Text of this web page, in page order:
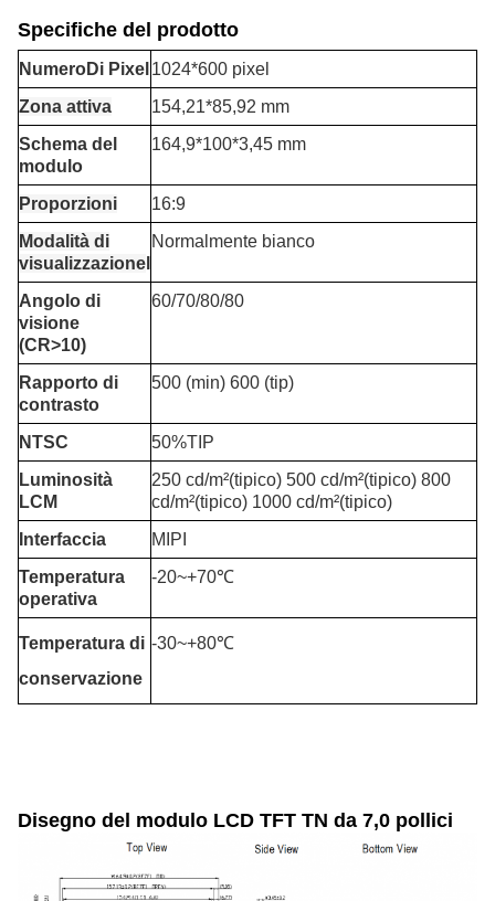
Specifiche del prodotto
NumeroDi Pixel 1024*600 pixel
Zona attiva
154,21*85,92 mm
Schema del
modulo
164,9*100*3,45 mm
Proporzioni
16:9
Modalità di
visualizzazione
Normalmente bianco
Angolo di
visione
(CR>10)
60/70/80/80
Rapporto di
contrasto
500 (min) 600 (tip)
NTSC
50%TIP
Luminosità
LCM
250 cd/m²(tipico) 500 cd/m²(tipico) 800
cd/m²(tipico) 1000 cd/m²(tipico)
Interfaccia
MIPI
Temperatura
operativa
-20~+70℃
Temperatura di
conservazione
-30~+80℃
Disegno del modulo LCD TFT TN da 7,0 pollici